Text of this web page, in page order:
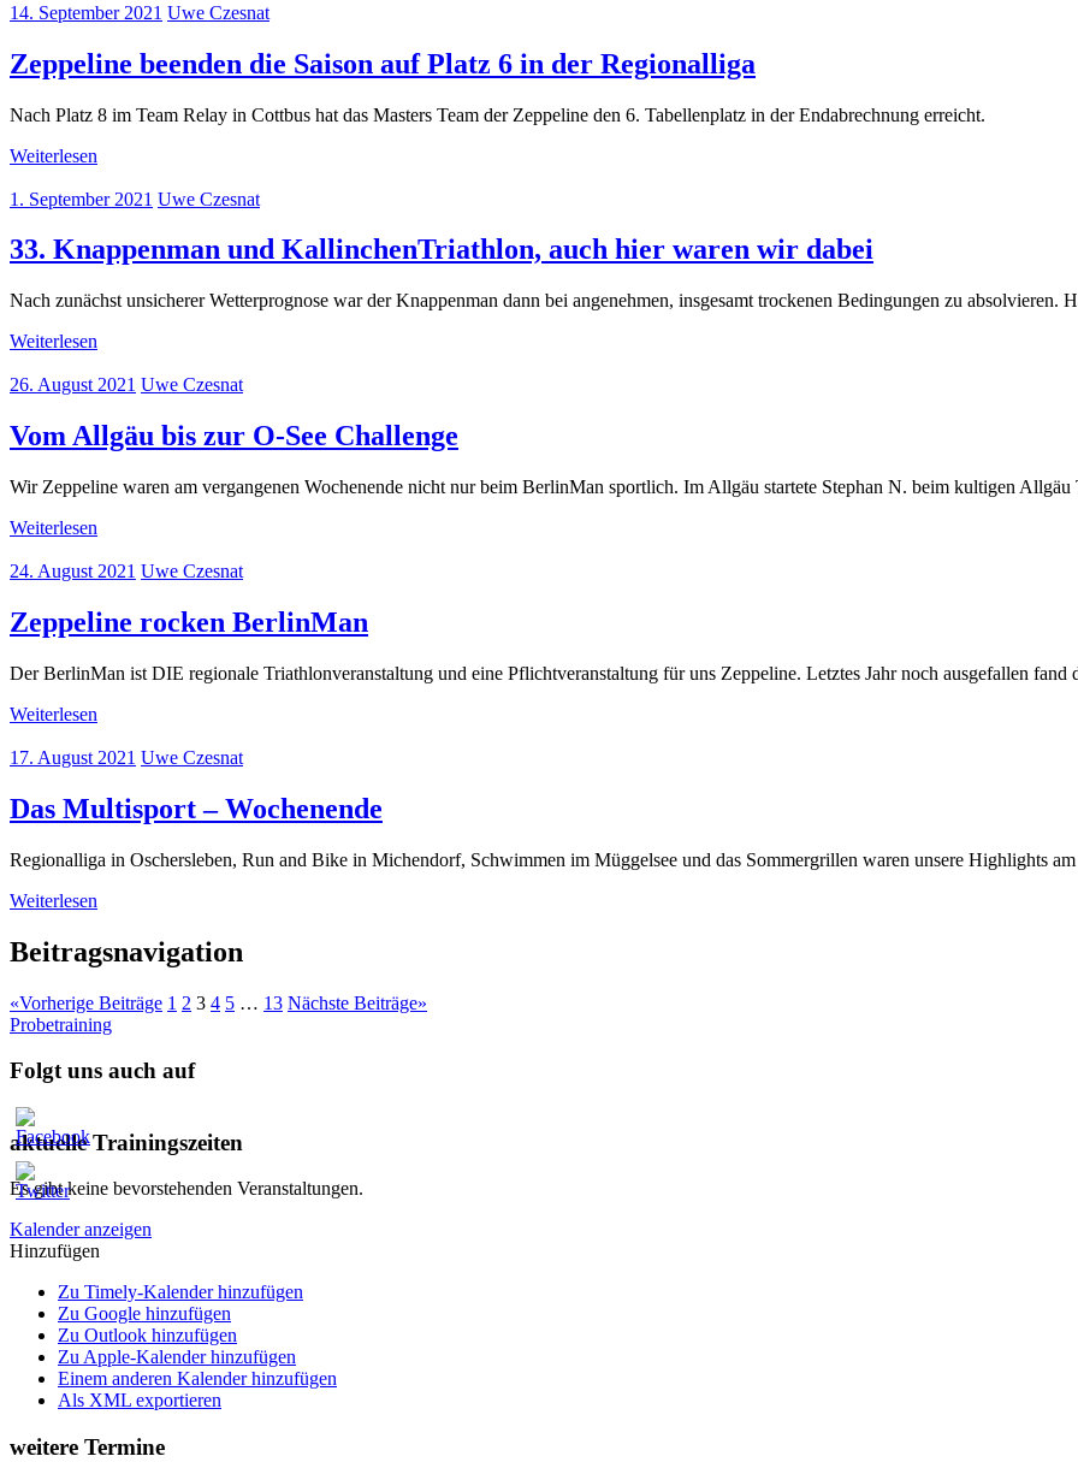
14. September 2021 Uwe Czesnat
Zeppeline beenden die Saison auf Platz 6 in der Regionalliga
Nach Platz 8 im Team Relay in Cottbus hat das Masters Team der Zeppeline den 6. Tabellenplatz in der Endabrechnung erreicht.
Weiterlesen
1. September 2021 Uwe Czesnat
33. Knappenman und KallinchenTriathlon, auch hier waren wir dabei
Nach zunächst unsicherer Wetterprognose war der Knappenman dann bei angenehmen, insgesamt trockenen Bedingungen zu absolvieren.
Weiterlesen
26. August 2021 Uwe Czesnat
Vom Allgäu bis zur O-See Challenge
Wir Zeppeline waren am vergangenen Wochenende nicht nur beim BerlinMan sportlich. Im Allgäu startete Stephan N. beim kultigen Allgäu
Weiterlesen
24. August 2021 Uwe Czesnat
Zeppeline rocken BerlinMan
Der BerlinMan ist DIE regionale Triathlonveranstaltung und eine Pflichtveranstaltung für uns Zeppeline. Letztes Jahr noch ausgefallen fand
Weiterlesen
17. August 2021 Uwe Czesnat
Das Multisport – Wochenende
Regionalliga in Oschersleben, Run and Bike in Michendorf, Schwimmen im Müggelsee und das Sommergrillen waren unsere Highlights am
Weiterlesen
Beitragsnavigation
«Vorherige Beiträge 1 2 3 4 5 … 13 Nächste Beiträge»
Probetraining
Folgt uns auch auf
aktuelle Trainingszeiten
Es gibt keine bevorstehenden Veranstaltungen.
Kalender anzeigen
Hinzufügen
Zu Timely-Kalender hinzufügen
Zu Google hinzufügen
Zu Outlook hinzufügen
Zu Apple-Kalender hinzufügen
Einem anderen Kalender hinzufügen
Als XML exportieren
weitere Termine